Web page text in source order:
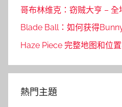
哥布林维克：窃贼大亨 –
Blade Ball：如何获得
Haze Piece 完整地图和位
熱門主題